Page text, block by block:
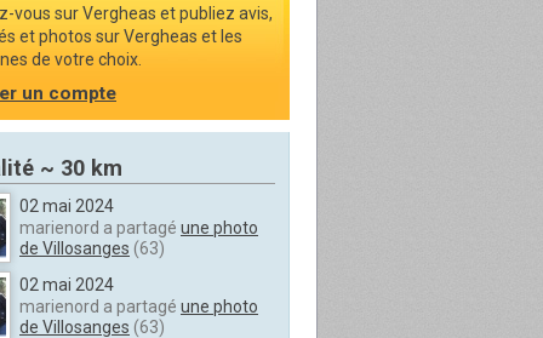
vous sur Vergheas et publiez avis,
et photos sur Vergheas et les
de votre choix.
un compte
~ 30 km
02 mai 2024
marienord a partagé une photo
de Villosanges (63)
02 mai 2024
marienord a partagé une photo
de Villosanges (63)